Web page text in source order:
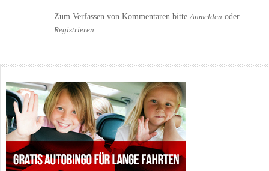
Zum Verfassen von Kommentaren bitte Anmelden oder
Registrieren